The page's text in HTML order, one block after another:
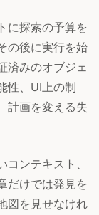
に探索の予算を
の後に実行を始
済みのオブジェ
性、UI上の制
計画を変える失
ンテキスト、
だけでは発見を
図を見せなけれ